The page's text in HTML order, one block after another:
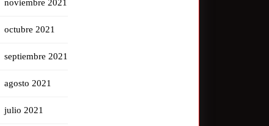
noviembre 2021
octubre 2021
septiembre 2021
agosto 2021
julio 2021